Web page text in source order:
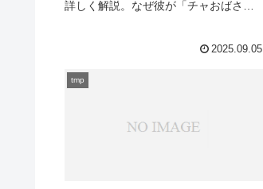
詳しく解説。なぜ彼が「チャおばさ
2025.09.05
tmp